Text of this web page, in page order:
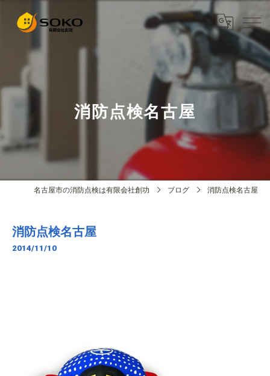
消防点検名古屋
名古屋市の消防点検は有限会社創功 ブログ 消防点検名古屋
消防点検名古屋
2014/11/10